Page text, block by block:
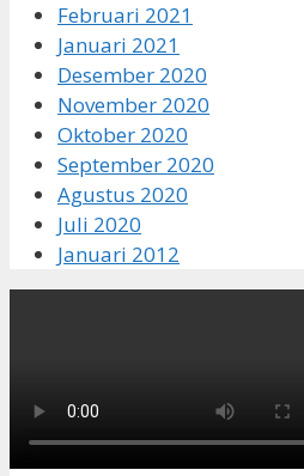
Februari 2021
Januari 2021
Desember 2020
November 2020
Oktober 2020
September 2020
Agustus 2020
Juli 2020
Januari 2012